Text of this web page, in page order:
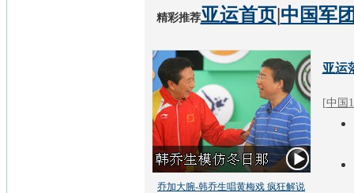
精彩推荐亚运首页|中国军
乔加大腕-韩乔生唱黄梅戏 疯狂解说
亚运
[中国